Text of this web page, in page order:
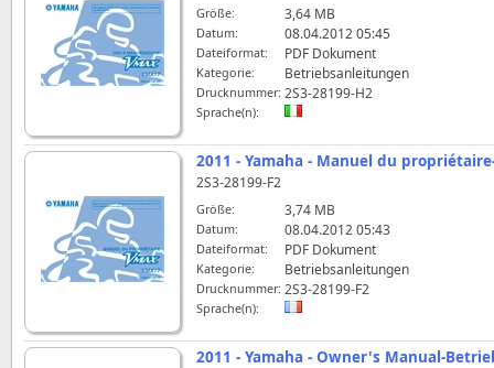
Größe: 3,64 MB
Datum: 08.04.2012 05:45
Dateiformat: PDF Dokument
Kategorie: Betriebsanleitungen
Drucknummer: 2S3-28199-H2
Sprache(n):
2011 - Yamaha - Manuel du
2S3-28199-F2
Größe: 3,74 MB
Datum: 08.04.2012 05:43
Dateiformat: PDF Dokument
Kategorie: Betriebsanleitungen
Drucknummer: 2S3-28199-F2
Sprache(n):
2011 - Yamaha - Owner's Manual-